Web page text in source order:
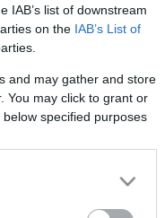
IAB’s list of downstream
on the IAB’s List of
and may gather and store
You may click to grant or
specified purposes